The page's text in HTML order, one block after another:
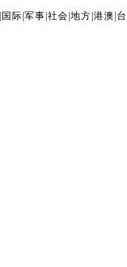
国际 |军事 |社会 |地方 |港澳